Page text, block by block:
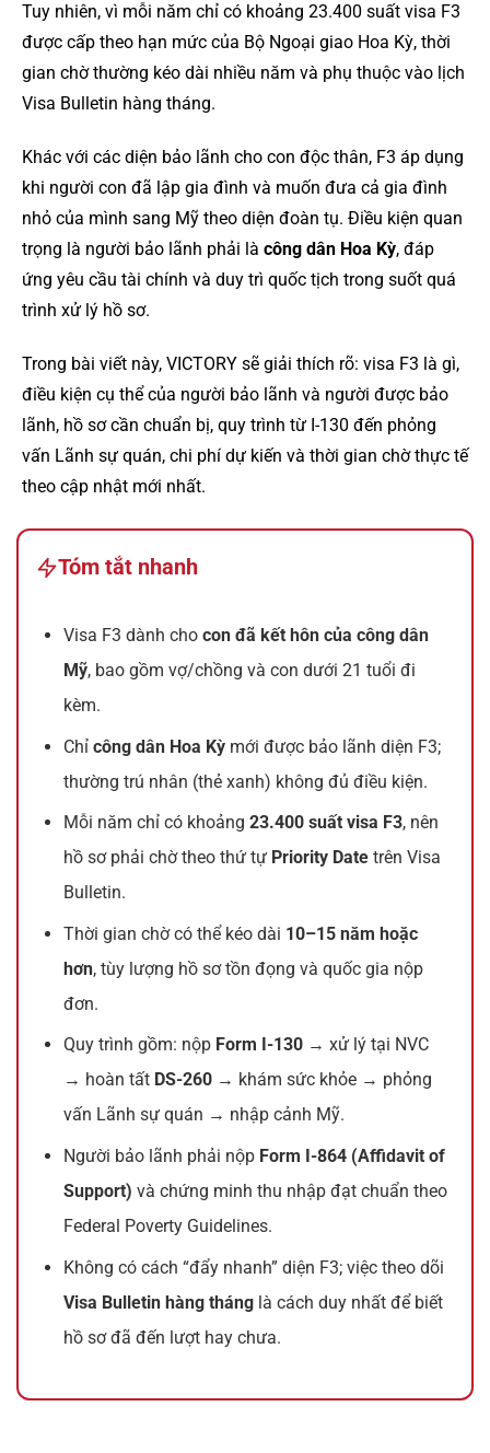
Tuy nhiên, vì mỗi năm chỉ có khoảng 23.400 suất visa F3
được cấp theo hạn mức của Bộ Ngoại giao Hoa Kỳ, thời
gian chờ thường kéo dài nhiều năm và phụ thuộc vào lịch
Visa Bulletin hàng tháng.
Khác với các diện bảo lãnh cho con độc thân, F3 áp dụng
khi người con đã lập gia đình và muốn đưa cả gia đình
nhỏ của mình sang Mỹ theo diện đoàn tụ. Điều kiện quan
trọng là người bảo lãnh phải là công dân Hoa Kỳ, đáp
ứng yêu cầu tài chính và duy trì quốc tịch trong suốt quá
trình xử lý hồ sơ.
Trong bài viết này, VICTORY sẽ giải thích rõ: visa F3 là gì,
điều kiện cụ thể của người bảo lãnh và người được bảo
lãnh, hồ sơ cần chuẩn bị, quy trình từ I-130 đến phỏng
vấn Lãnh sự quán, chi phí dự kiến và thời gian chờ thực tế
theo cập nhật mới nhất.
Tóm tắt nhanh
Visa F3 dành chocon đã kết hôn của công dân
Mỹ, bao gồm vợ/chồng và con dưới 21 tuổi đi
kèm.
Chỉcông dân Hoa Kỳ mới được bảo lãnh diện F3;
thường trú nhân (thẻ xanh) không đủ điều kiện.
Mỗi năm chỉ có khoảng23.400 suất visa F3, nên
hồ sơ phải chờ theo thứ tự Priority Date trên Visa
Bulletin.
Thời gian chờ có thể kéo dài 10–15 năm hoặc
hơn, tùy lượng hồ sơ tồn đọng và quốc gia nộp
đơn.
Quy trình gồm: nộp Form I-130 → xử lý tại NVC
→ hoàn tất DS-260 → khám sức khỏe → phỏng
vấn Lãnh sự quán → nhập cảnh Mỹ.
Người bảo lãnh phải nộp Form I-864 (Affidavit of
Support) và chứng minh thu nhập đạt chuẩn theo
Federal Poverty Guidelines.
Không có cách “đẩy nhanh” diện F3; việc theo dõi
Visa Bulletin hàng tháng là cách duy nhất để biết
hồ sơ đã đến lượt hay chưa.